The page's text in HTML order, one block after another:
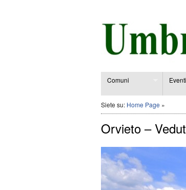
Comuni Eventi
Siete su: Home Page »
Orvieto –